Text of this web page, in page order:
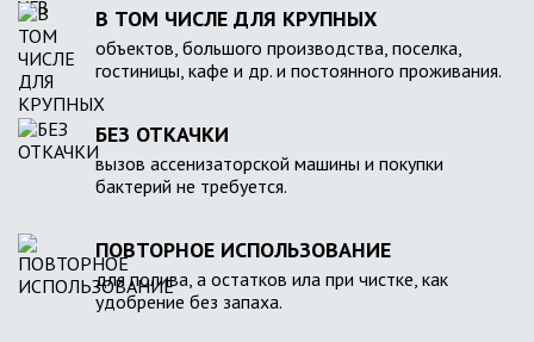
В ТОМ ЧИСЛЕ ДЛЯ КРУПНЫХ
объектов, большого производства, поселка,
гостиницы, кафе и др. и постоянного проживания.
БЕЗ ОТКАЧКИ
вызов ассенизаторской машины и покупки
бактерий не требуется.
ПОВТОРНОЕ ИСПОЛЬЗОВАНИЕ
для полива, а остатков ила при чистке, как
удобрение без запаха.